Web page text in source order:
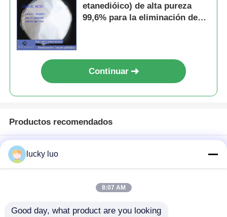
etanedióico) de alta pureza
99,6% para la eliminación de
Continuar
Productos recomendados
lucky luo
8:07 AM
Good day, what product are you looking